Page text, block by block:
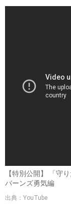
【特別公開】 「守
バーンズ勇気編
出典：YouTube